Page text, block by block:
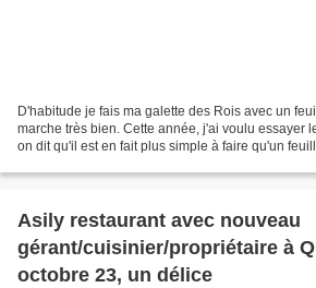
D'habitude je fais ma galette des Rois avec un
marche très bien. Cette année, j'ai voulu essayer
on dit qu'il est en fait plus simple à faire qu'un
Asily restaurant avec nouveau
gérant/cuisinier/propriétaire à
octobre 23, un délice